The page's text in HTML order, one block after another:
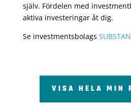
själv. Fördelen med
aktiva investeringar åt dig.
Se investmentsbolags
VISA HELA MIN